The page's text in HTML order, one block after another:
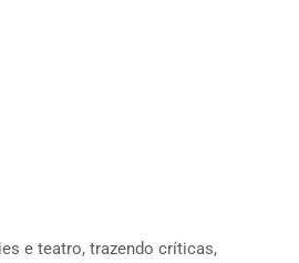
e teatro, trazendo críticas,